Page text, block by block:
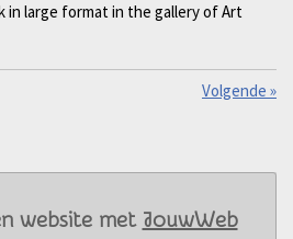
in large format in the gallery of Art
Volgende »
website met JouwWeb